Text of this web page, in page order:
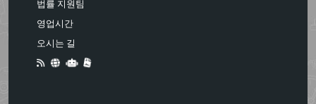
법률 지원팀
영업시간
오시는 길